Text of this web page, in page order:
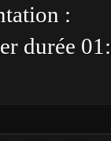
:
durée